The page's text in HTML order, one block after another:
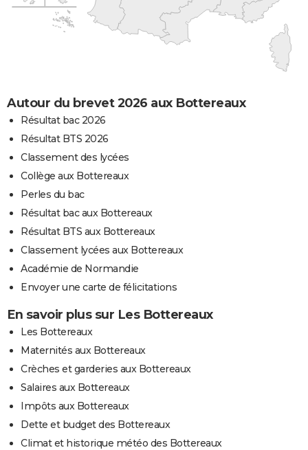
Autour du brevet 2026 aux Bottereaux
Résultat bac 2026
Résultat BTS 2026
Classement des lycées
Collège aux Bottereaux
Perles du bac
Résultat bac aux Bottereaux
Résultat BTS aux Bottereaux
Classement lycées aux Bottereaux
Académie de Normandie
Envoyer une carte de félicitations
En savoir plus sur Les Bottereaux
Les Bottereaux
Maternités aux Bottereaux
Crèches et garderies aux Bottereaux
Salaires aux Bottereaux
Impôts aux Bottereaux
Dette et budget des Bottereaux
Climat et historique météo des Bottereaux